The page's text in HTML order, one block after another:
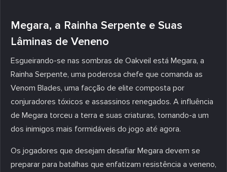
Megara, a Rainha Serpente e Suas
Lâminas de Veneno
Esgueirando-se nas sombras de Oakveil está Megara, a
Rainha Serpente, uma poderosa chefe que comanda as
Venom Blades, uma facção de elite composta por
conjuradores tóxicos e assassinos renegados. A influência
de Megara torceu a terra e suas criaturas, tornando-a um
dos inimigos mais formidáveis do jogo até agora.
Os jogadores que desejam desafiar Megara devem se
preparar para batalhas que enfatizam resistência a veneno,